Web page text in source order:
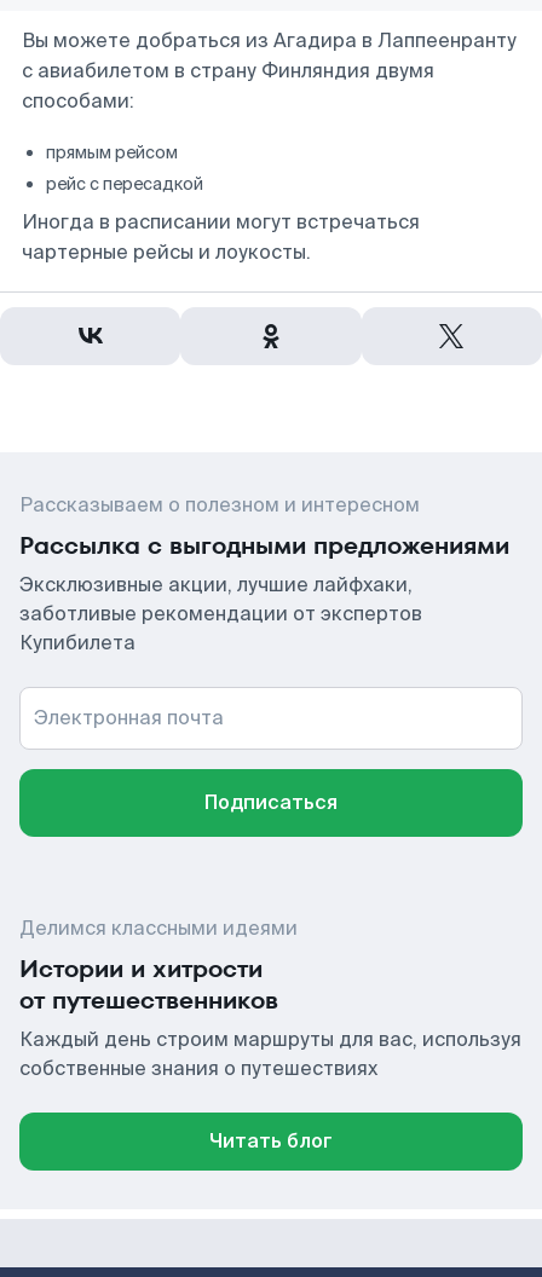
Вы можете добраться из Агадира в Лаппеенранту
с авиабилетом в страну Финляндия двумя
способами:
прямым рейсом
рейс с пересадкой
Иногда в расписании могут встречаться
чартерные рейсы и лоукосты.
Рассказываем о полезном и интересном
Рассылка с выгодными предложениями
Эксклюзивные акции, лучшие лайфхаки,
заботливые рекомендации от экспертов
Купибилета
Электронная почта
Подписаться
Делимся классными идеями
Истории и хитрости
от путешественников
Каждый день строим маршруты для вас, используя
собственные знания о путешествиях
Читать блог